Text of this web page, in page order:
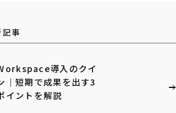
事
導入のクイ
｜短期で成果を出す3
イントを解説